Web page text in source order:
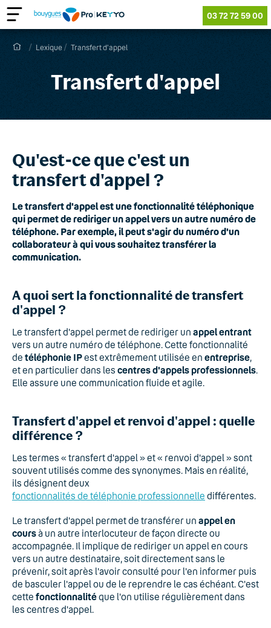
03 72 72 59 00
Lexique Transfert d'appel
Transfert d'appel
Qu'est-ce que c'est un
transfert d'appel ?
Le transfert d'appel est une fonctionnalité téléphonique
qui permet de rediriger un appel vers un autre numéro de
téléphone. Par exemple, il peut s'agir du numéro d'un
collaborateur à qui vous souhaitez transférer la
communication.
A quoi sert la fonctionnalité de transfert
d'appel ?
Le transfert d'appel permet de rediriger un appel entrant
vers un autre numéro de téléphone. Cette fonctionnalité
de téléphonie IPest extrêmement utilisée en entreprise,
et en particulier dans les centres d'appels professionnels.
Elle assure une communication fluide et agile.
Transfert d'appel et renvoi d'appel : quelle
différence ?
Les termes « transfert d'appel » et « renvoi d'appel » sont
souvent utilisés comme des synonymes. Mais en réalité,
ils désignent deux
fonctionnalités de téléphonie professionnelle différentes.
Le transfert d'appel permet de transférer un appel en
coursà un autre interlocuteur de façon directe ou
accompagnée. Il implique de rediriger un appel en cours
vers un autre destinataire, soit directement sans le
prévenir, soit après l'avoir consulté pour l'en informer puis
de basculer l'appel ou de le reprendre le cas échéant. C'est
cette fonctionnalitéque l'on utilise régulièrement dans
les centres d'appel.